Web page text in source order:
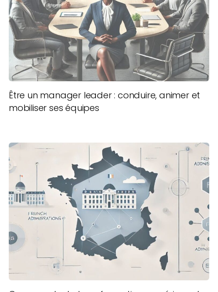
Être un manager leader : conduire, animer et
mobiliser ses équipes